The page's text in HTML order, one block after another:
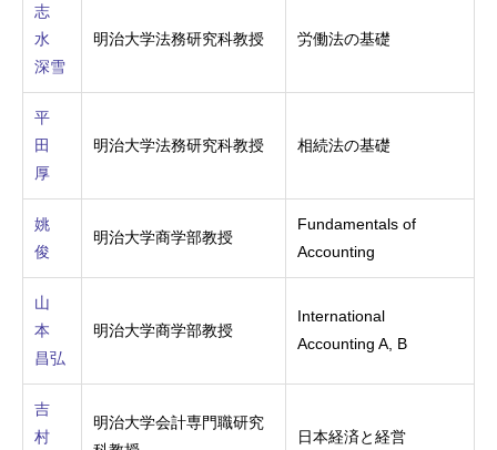
志
水
深雪
明治大学法務研究科教授 労働法の基礎
平
田
厚
明治大学法務研究科教授 相続法の基礎
姚
俊
明治大学商学部教授
Fundamentals of
Accounting
山
本
昌弘
明治大学商学部教授
International
Accounting A, B
吉
村
明治大学会計専門職研究
日本経済と経営